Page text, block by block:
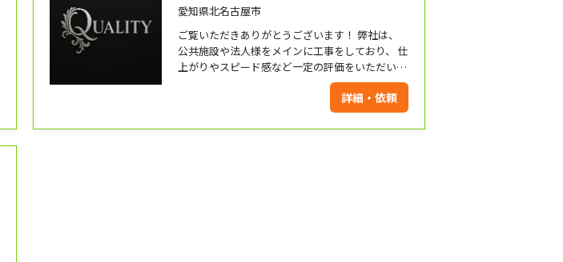
愛知県北名古屋市
ご覧いただきありがとうございます！ 弊社は、
公共施設や法人様をメインに工事をしており、 仕
上がりやスピード感など一定の評価をいただいて
おります。 長年の経験による丁寧な施工を実施致
します。 是非お気軽にお問い合わせください！
詳細・依頼